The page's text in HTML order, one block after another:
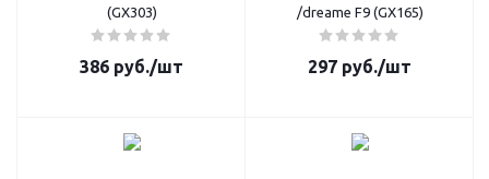
(GX303)
386 руб./шт
/dreame F9 (GX165)
297 руб./шт